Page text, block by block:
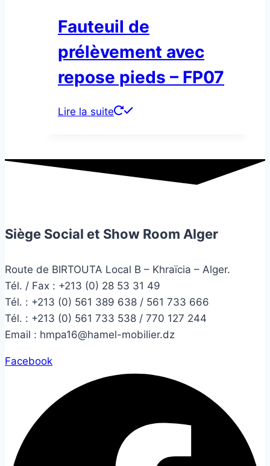
Fauteuil de
prélèvement avec
repose pieds – FP07
Lire la suite
Siège Social et Show Room Alger
Route de BIRTOUTA Local B – Khraïcia – Alger.
Tél. / Fax : +213 (0) 28 53 31 49
Tél. : +213 (0) 561 389 638 / 561 733 666
Tél. : +213 (0) 561 733 538 / 770 127 244
Email : hmpa16@hamel-mobilier.dz
Facebook